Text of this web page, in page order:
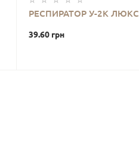
РЕСПИРАТОР У-2К ЛЮКС
39.60 грн